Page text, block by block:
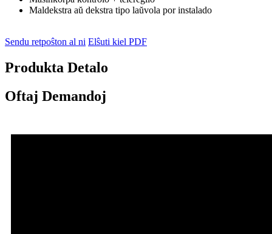
Maldekstra aŭ dekstra tipo laŭvola por instalado
Sendu retpoŝton al ni Elŝuti kiel PDF
Produkta Detalo
Oftaj Demandoj